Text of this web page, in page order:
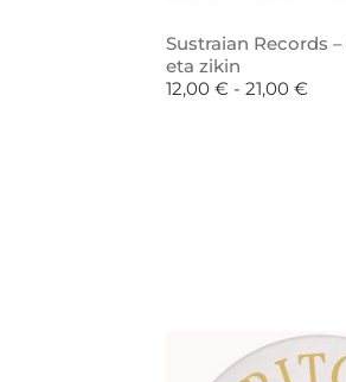
Sustraian Records
eta zikin
12,00 € - 21,00 €